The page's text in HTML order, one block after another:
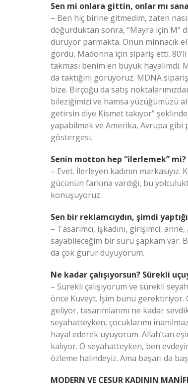
Sen mi onlara gittin, onlar mı
– Ben hiç birine gitmedim, zaten
doğurduktan sonra, “Mayra için M”
duruyor parmakta. Onun minnacık
gördü, Madonna için sipariş etti.
takması benim en büyük hayalimdi.
da taktığını görüyoruz. MDNA
bize. Birçoğu da satış
bileziğimizi ve hamsa yüzüğümüzü
getirsin diye Kismet takıyor”
yapabilmek ve Amerika, Avrupa gibi
göstergesi.
Senin motton hep “ilerlemek” mi?
– Evet. İlerleyen kadının markasıyız.
gücünün farkına vardığı, bu
konuşuyoruz.
Sen bir reklamcıydın, şimdi
– Tasarımcı, işkadını, girişimci,
sayabileceğim bir sürü şapkam var.
da çok gurur duyuyorum.
Ne kadar çalışıyorsun? Sürekli
– Sürekli çalışıyorum ve sürekli
önce Kuveyt. İşim bunu gerektiriyor.
geliyor, tasarımlarımı ne kadar
seyahatteyken, çocuklarımı
hayal ederek uyuyorum. Allah’tan
kalıyor. O seyahatteyken, ben
özleme halindeyiz. Ama başarı da
MODERN VE CESUR KADININ